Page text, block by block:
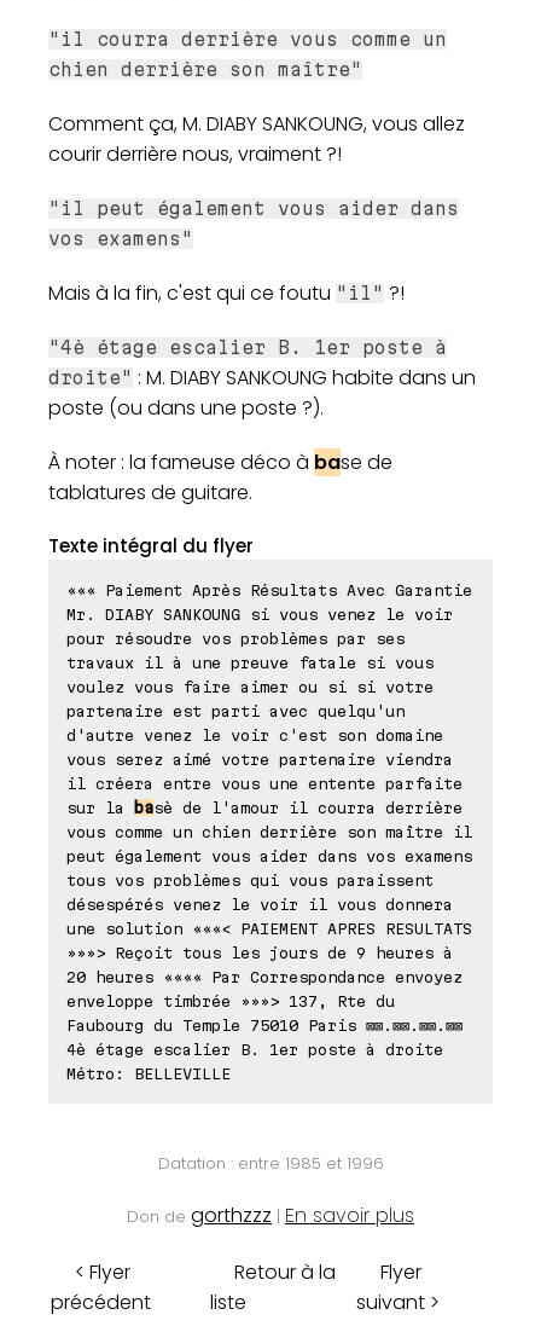
"il courra derrière vous comme un
chien derrière son maître"
Comment ça, M. DIABY SANKOUNG, vous allez
courir derrière nous, vraiment ?!
"il peut également vous aider dans
vos examens"
Mais à la fin, c'est qui ce foutu "il" ?!
"4è étage escalier B. 1er poste à
droite" : M. DIABY SANKOUNG habite dans un
poste (ou dans une poste ?).
À noter : la fameuse déco à base de
tablatures de guitare.
Texte intégral du flyer
««« Paiement Après Résultats Avec Garantie
Mr. DIABY SANKOUNG si vous venez le voir
pour résoudre vos problèmes par ses
travaux il à une preuve fatale si vous
voulez vous faire aimer ou si si votre
partenaire est parti avec quelqu'un
d'autre venez le voir c'est son domaine
vous serez aimé votre partenaire viendra
il créera entre vous une entente parfaite
sur la
basè de l'amour il courra derrière
vous comme un chien derrière son maître il
peut également vous aider dans vos examens
tous vos problèmes qui vous paraissent
désespérés venez le voir il vous donnera
une solution «««< PAIEMENT APRES RESULTATS
»»»> Reçoit tous les jours de 9 heures à
20 heures «««« Par Correspondance envoyez
enveloppe timbrée »»»> 137, Rte du
Faubourg du Temple 75010 Paris ⊠⊠.⊠⊠.⊠⊠.⊠⊠
4è étage escalier B. 1er poste à droite
Métro: BELLEVILLE
Datation : entre 1985 et 1996
Don de gorthzzz | En savoir plus
< Flyer
précédent
Retour à la
liste
Flyer
suivant >